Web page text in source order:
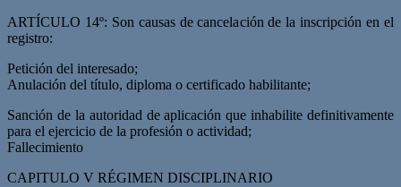
ARTÍCULO 14º: Son causas de cancelación de la inscripción en el
registro:
Petición del interesado;
Anulación del título, diploma o certificado habilitante;
Sanción de la autoridad de aplicación que inhabilite definitivamente
para el ejercicio de la profesión o actividad;
Fallecimiento
CAPITULO V RÉGIMEN DISCIPLINARIO